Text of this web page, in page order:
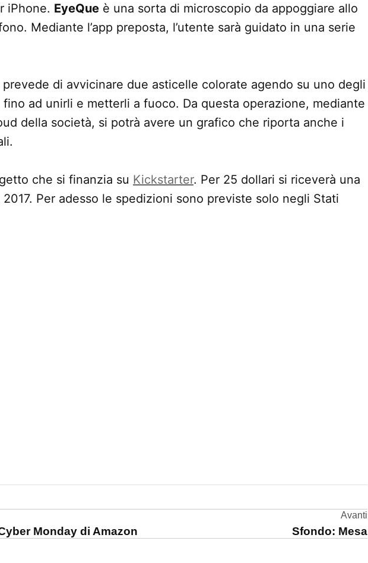
iPhone. EyeQue è una sorta di microscopio da appoggiare allo
Mediante l’app preposta, l’utente sarà guidato in una serie
di avvicinare due asticelle colorate agendo su uno degli
ad unirli e metterli a fuoco. Da questa operazione, mediante
della società, si potrà avere un grafico che riporta anche i
che si finanzia su Kickstarter. Per 25 dollari si riceverà una
Per adesso le spedizioni sono previste solo negli Stati
Monday di Amazon
Avanti
Sfondo: Mesa